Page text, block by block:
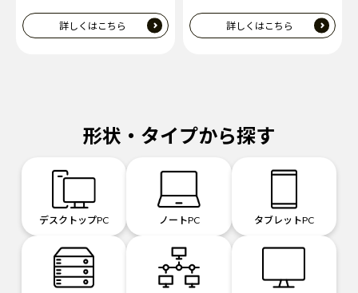
詳しくはこちら 詳しくはこちら
形状・タイプから探す
デスクトップPC ノートPC タブレットPC